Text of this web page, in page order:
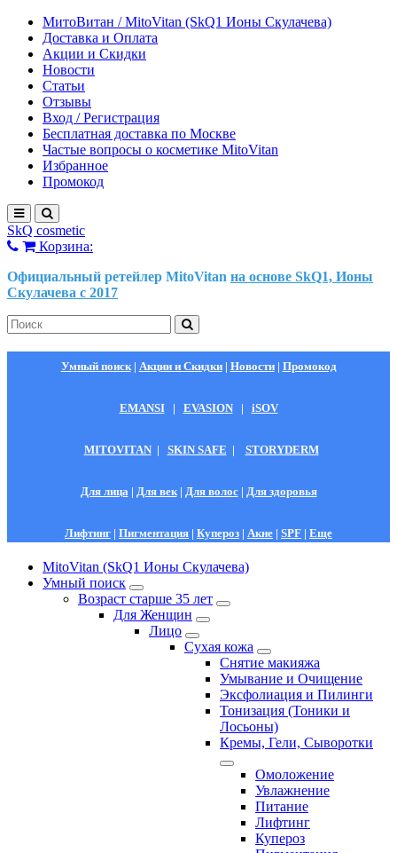
МитоВитан / MitoVitan (SkQ1 Ионы Скулачева)
Доставка и Оплата
Акции и Скидки
Новости
Статьи
Отзывы
Вход / Регистрация
Бесплатная доставка по Москве
Частые вопросы о косметике MitoVitan
Избранное
Промокод
SkQ cosmetic
Корзина:
Официальный ретейлер MitoVitan на основе SkQ1, Ионы
Скулачева c 2017
Умный поиск| Акции и Скидки| Новости| Промокод
EMANSI| EVASION| iSOV
MITOVITAN | SKIN SAFE | STORYDERM
Для лица | Для век| Для волос| Для здоровья
Лифтинг | Пигментация | Купероз | Акне | SPF | Еще
MitoVitan (SkQ1 Ионы Скулачева)
Умный поиск
Возраст старше 35 лет
Для Женщин
Лицо
Сухая кожа
Снятие макияжа
Умывание и Очищение
Эксфолиация и Пилинги
Тонизация (Тоники и
Лосьоны)
Кремы, Гели, Сыворотки
Омоложение
Увлажнение
Питание
Лифтинг
Купероз